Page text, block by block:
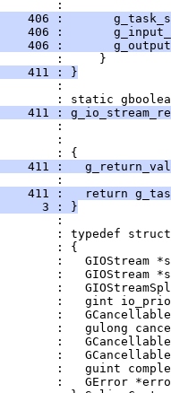
:
406 :
406 :
406 :
:     }
411 : }
:
: static
411 :
:
:
: {
411 :
:
411 :   return
3 : }
:
: typedef struct
: {
:   GIOStream
:   GIOStream
:
:   gint
:
:   gulong
:
:
:   guint
:   GError